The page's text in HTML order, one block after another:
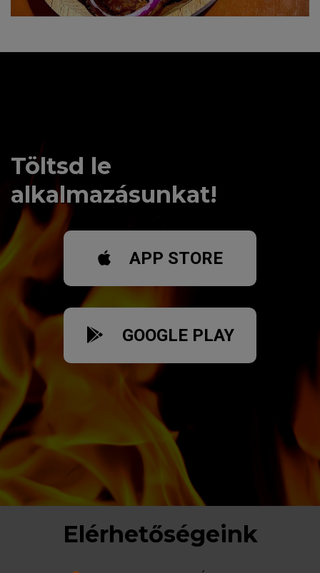
Töltsd le
alkalmazásunkat!
APP STORE
GOOGLE PLAY
Elérhetőségeink